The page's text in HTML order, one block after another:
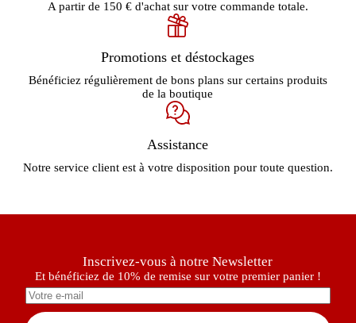
A partir de 150 € d'achat sur votre commande totale.
Promotions et déstockages
Bénéficiez régulièrement de bons plans sur certains produits
de la boutique
Assistance
Notre service client est à votre disposition pour toute question.
Inscrivez-vous à notre Newsletter
Et bénéficiez de 10% de remise sur votre premier panier !